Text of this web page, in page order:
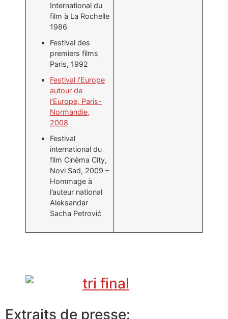
International du
film à La Rochelle
1986
Festival des
premiers films
Paris, 1992
Festival l’Europe
autour de
l’Europe, Paris-
Normandie,
2008
Festival
international du
film Cinèma City,
Novi Sad, 2009 –
Hommage à
l’auteur national
Aleksandar
Sacha Petrović
Extraits de presse: